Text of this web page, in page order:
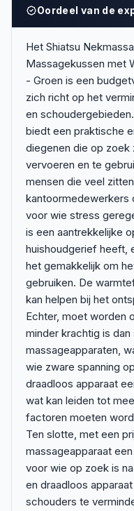
Oordeel van de
Het Shiatsu
Massagekussen met
- Groen is een
zich richt op het
en
biedt een praktische
diegenen die op zoek
vervoeren en te
mensen die veel
kantoormedewerkers
voor wie stress
is een aantrekkelijke
huishoudgerief heeft,
het gemakkelijk om
gebruiken. De
kan helpen bij het
Echter, moet worden
minder krachtig is
massageapparaten,
wie zware spanning
draadloos apparaat
wat kan leiden tot
factoren moeten
Ten slotte, met een
massageapparaat
voor wie op zoek is
en draadloos
schouders te